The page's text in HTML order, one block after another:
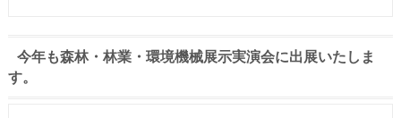
今年も森林・林業・環境機械展示実演会に出展いたしま
す。